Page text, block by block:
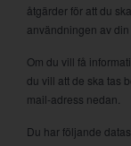
åtgärder för att du
användningen av
Om du vill få
du vill att de ska tas
mail-adress nedan.
Du har följande